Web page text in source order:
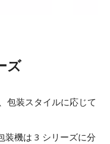
ズ
包装スタイルに応じて
装機は 3 シリーズに分